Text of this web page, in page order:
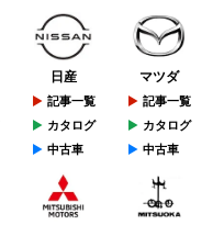
日産
記事一覧
カタログ
中古車
マツダ
記事一覧
カタログ
中古車